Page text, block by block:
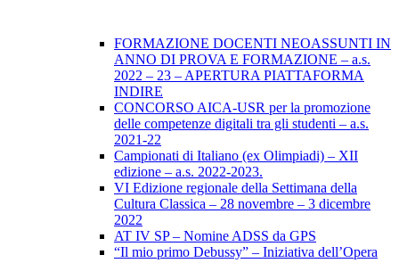
FORMAZIONE DOCENTI NEOASSUNTI IN
ANNO DI PROVA E FORMAZIONE – a.s.
2022 – 23 – APERTURA PIATTAFORMA
INDIRE
CONCORSO AICA-USR per la promozione
delle competenze digitali tra gli studenti – a.s.
2021-22
Campionati di Italiano (ex Olimpiadi) – XII
edizione – a.s. 2022-2023.
VI Edizione regionale della Settimana della
Cultura Classica – 28 novembre – 3 dicembre
2022
AT IV SP – Nomine ADSS da GPS
“Il mio primo Debussy” – Iniziativa dell’Opera